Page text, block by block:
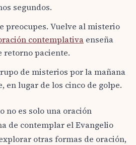
segundos.
preocupes. Vuelve al misterio
contemplativa enseña
retorno paciente.
de misterios por la mañana
en lugar de los cinco de golpe.
no es solo una oración
de contemplar el Evangelio
otras formas de oración,